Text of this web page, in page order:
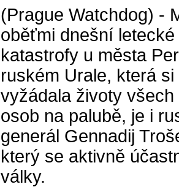
(Prague Watchdog) -
oběťmi dnešní letecké
katastrofy u města
ruském Urale, která si
vyžádala životy všech
osob na palubě, je i
generál Gennadij
který se aktivně
války.